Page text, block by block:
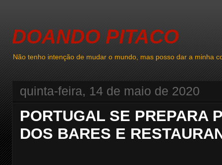
DOANDO PITACO
Não tenho intenção de mudar o mundo, mas posso dar a minha
quinta-feira, 14 de maio de 2020
PORTUGAL SE PREPARA
DOS BARES E